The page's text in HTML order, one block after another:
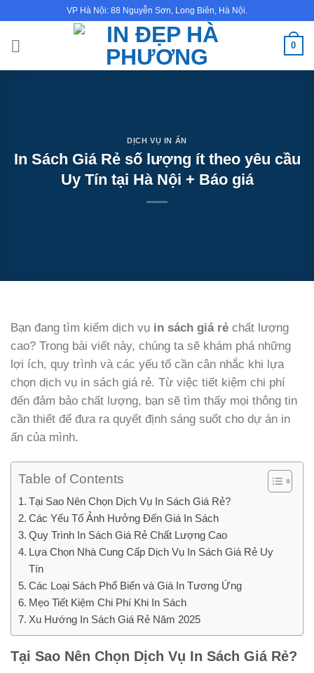
nội
VP Hà Nội: 88 Nguyễn Sơn, Long Biên, Hà Nội.
0
DỊCH VỤ IN ẤN
In Sách Giá Rẻ số lượng ít theo yêu cầu
Uy Tín tại Hà Nội + Báo giá
Bạn đang tìm kiếm dịch vụ in sách giá rẻ chất lượng
cao? Trong bài viết này, chúng ta sẽ khám phá những
lợi ích, quy trình và các yếu tố cần cân nhắc khi lựa
chọn dịch vụ in sách giá rẻ. Từ việc tiết kiệm chi phí
đến đảm bảo chất lượng, bạn sẽ tìm thấy mọi thông tin
cần thiết để đưa ra quyết định sáng suốt cho dự án in
ấn của mình.
Table of Contents
Tại Sao Nên Chọn Dịch Vụ In Sách Giá Rẻ?
Các Yếu Tố Ảnh Hưởng Đến Giá In Sách
Quy Trình In Sách Giá Rẻ Chất Lượng Cao
Lựa Chọn Nhà Cung Cấp Dịch Vụ In Sách Giá Rẻ Uy
Tín
Các Loại Sách Phổ Biến và Giá In Tương Ứng
Mẹo Tiết Kiệm Chi Phí Khi In Sách
Xu Hướng In Sách Giá Rẻ Năm 2025
Tại Sao Nên Chọn Dịch Vụ In Sách Giá Rẻ?